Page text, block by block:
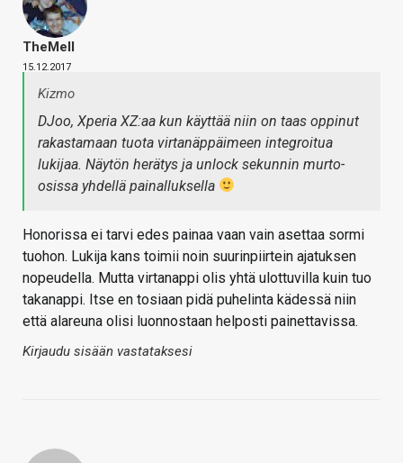
TheMeII
15.12.2017
Kizmo
DJoo, Xperia XZ:aa kun käyttää niin on taas oppinut
rakastamaan tuota virtanäppäimeen integroitua
lukijaa. Näytön herätys ja unlock sekunnin murto-
osissa yhdellä painalluksella
Honorissa ei tarvi edes painaa vaan vain asettaa sormi
tuohon. Lukija kans toimii noin suurinpiirtein ajatuksen
nopeudella. Mutta virtanappi olis yhtä ulottuvilla kuin tuo
takanappi. Itse en tosiaan pidä puhelinta kädessä niin
että alareuna olisi luonnostaan helposti painettavissa.
Kirjaudu sisään vastataksesi